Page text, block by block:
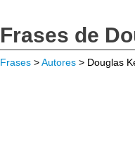
Frases de
Frases >Autores > Douglas